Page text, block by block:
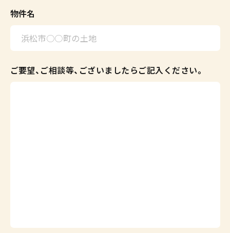
物件名
ご要望、ご相談等、ございましたらご記入ください。